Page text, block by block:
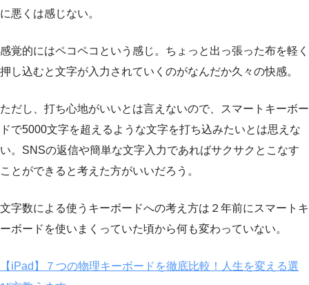
に悪くは感じない。
感覚的にはペコペコという感じ。ちょっと出っ張った布を軽く
押し込むと文字が入力されていくのがなんだか久々の快感。
ただし、打ち心地がいいとは言えないので、スマートキーボー
ドで5000文字を超えるような文字を打ち込みたいとは思えな
い。SNSの返信や簡単な文字入力であればサクサクとこなす
ことができると考えた方がいいだろう。
文字数による使うキーボードへの考え方は２年前にスマートキ
ーボードを使いまくっていた頃から何も変わっていない。
【iPad】７つの物理キーボードを徹底比較！人生を変える選